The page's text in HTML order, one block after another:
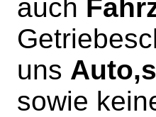
auch
uns Auto,s
sowie